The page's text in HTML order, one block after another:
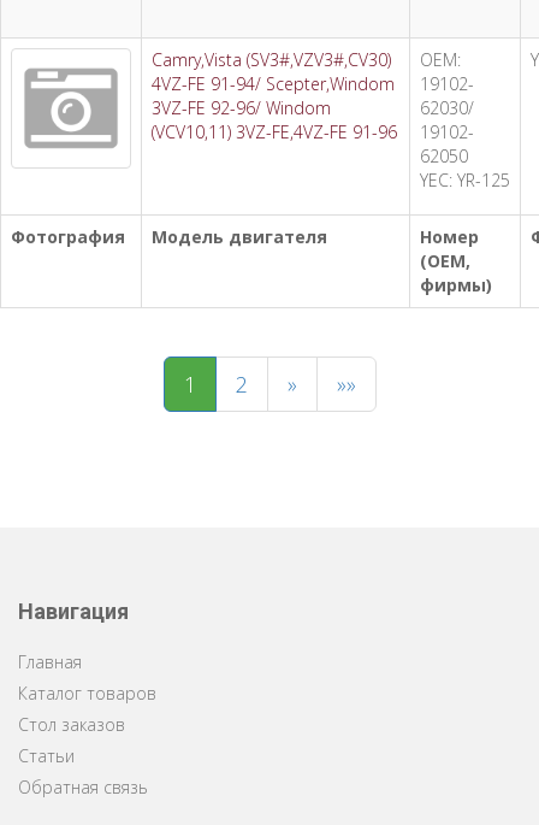
Фотография Модель двигателя
Номер
(OEM,
фирмы)
Camry,Vista (SV3#,VZV3#,CV30)
4VZ-FE 91-94/ Scepter,Windom
3VZ-FE 92-96/ Windom
(VCV10,11) 3VZ-FE,4VZ-FE 91-96
OEM:
19102-
62030/
19102-
62050
YEC: YR-125
1 2 » »»
Навигация
Главная
Каталог товаров
Стол заказов
Статьи
Обратная связь